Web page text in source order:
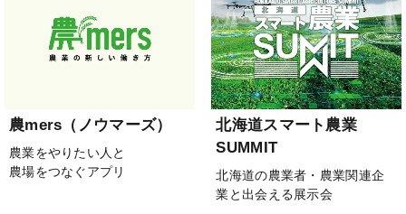
農mers（ノウマーズ）
農業をやりたい人と
農場をつなぐアプリ
北海道スマート農業
SUMMIT
北海道の農業者・農業関連企
業と出会える展示会